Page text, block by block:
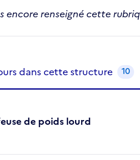
encore renseigné cette
la structure
dans cette structure 10
de poids lourd